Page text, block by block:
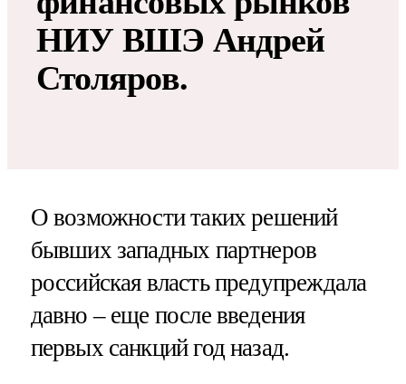
НИУ ВШЭ Андрей
Столяров.
О возможности таких решений
бывших западных партнеров
российская власть предупреждала
давно – еще после введения
первых санкций год назад.